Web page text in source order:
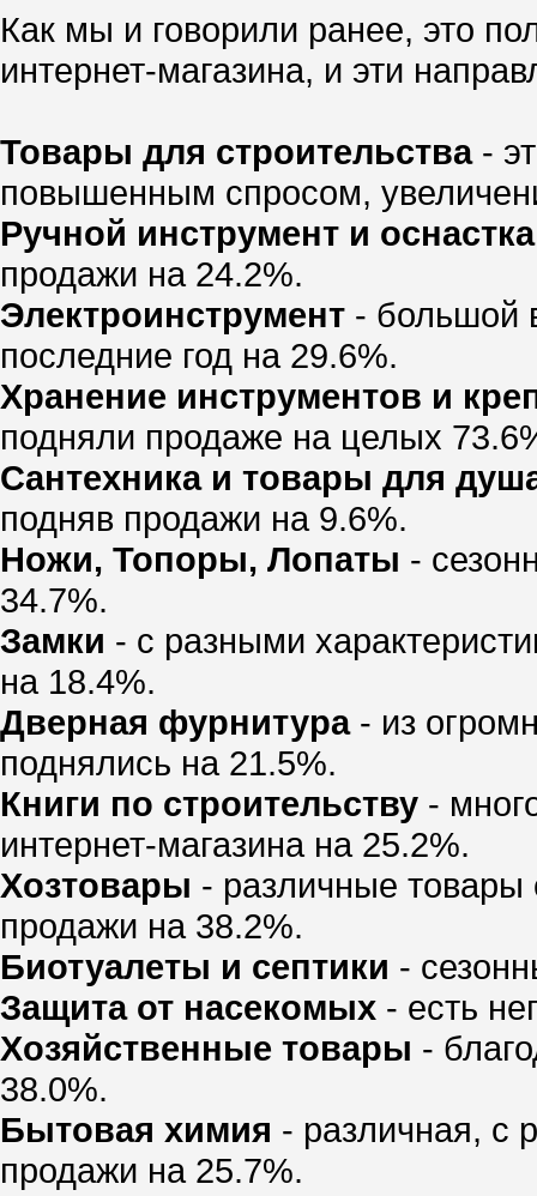
Как мы и говорили ранее, это
интернет-магазина, и эти
Товары для строительства-
повышенным спросом,
Ручной инструмент и оснастка
продажи на 24.2%.
Электроинструмент - большой
последние год на 29.6%.
Хранение инструментов и
подняли продаже на целых
Сантехника и товары для
подняв продажи на 9.6%.
Ножи, Топоры, Лопаты -
34.7%.
Замки - с разными
на 18.4%.
Дверная фурнитура- из
поднялись на 21.5%.
Книги по строительству -
интернет-магазина на 25.2%.
Хозтовары - различные товары
продажи на 38.2%.
Биотуалеты и септики -
Защита от насекомых - есть
Хозяйственные товары -
38.0%.
Бытовая химия - различная, с
продажи на 25.7%.